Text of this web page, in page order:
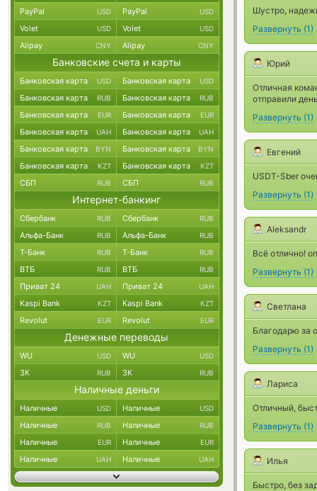
Шустро,
Развернуть (1)
Юрий
Отличная
отправили
Развернуть (1)
Евгений
USDT-Sber
Развернуть (1)
Aleksandr
Всё отлично!
Развернуть (1)
Светлана
Благодарю за
Развернуть (1)
Лариса
Отличный,
Развернуть (1)
Илья
Быстро, без
PayPal USD PayPal USD
Volet USD Volet USD
Alipay CNY Alipay CNY
Банковские счета и карты
Банковская карта USD Банковская карта USD
Банковская карта RUB Банковская карта RUB
Банковская карта EUR Банковская карта EUR
Банковская карта UAH Банковская карта UAH
Банковская карта BYN Банковская карта BYN
Банковская карта KZT Банковская карта KZT
СБП RUB СБП RUB
Интернет-банкинг
Сбербанк RUB Сбербанк RUB
Альфа-Банк RUB Альфа-Банк RUB
Т-Банк RUB Т-Банк RUB
ВТБ RUB ВТБ RUB
Приват 24 UAH Приват 24 UAH
Kaspi Bank KZT Kaspi Bank KZT
Revolut EUR Revolut EUR
Денежные переводы
WU USD WU USD
ЗК RUB ЗК RUB
Наличные деньги
Наличные USD Наличные USD
Наличные RUB Наличные RUB
Наличные EUR Наличные EUR
Наличные UAH Наличные UAH